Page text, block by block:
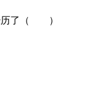
历了（ ）